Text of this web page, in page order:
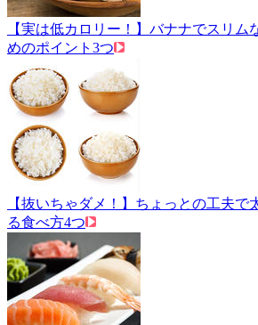
【実は低カロリー！】バナナでスリム
めのポイント3つ
【抜いちゃダメ！】ちょっとの工夫で
る食べ方4つ